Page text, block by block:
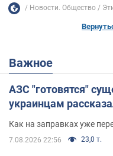
Новости. Общество
Важное
АЗС "готовятся"
украинцам
Как на заправках уже
7.08.2026 22:56 23,0 т.